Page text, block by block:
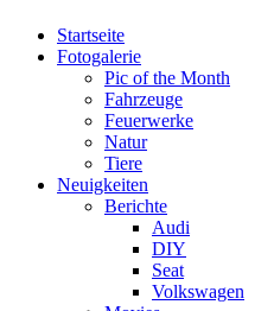
Startseite
Fotogalerie
Pic of the Month
Fahrzeuge
Feuerwerke
Natur
Tiere
Neuigkeiten
Berichte
Audi
DIY
Seat
Volkswagen